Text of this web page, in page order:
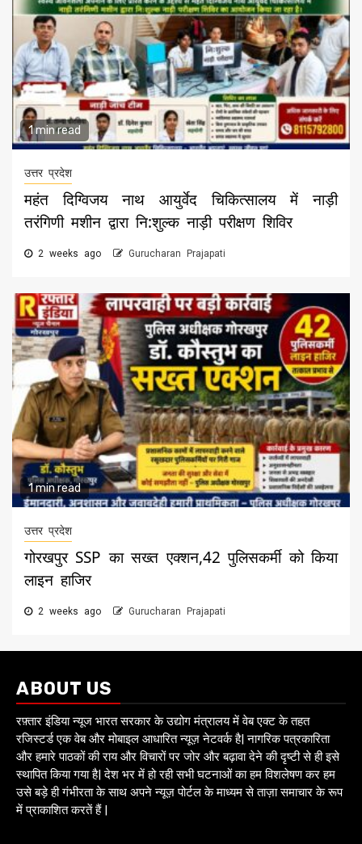
1 min read
उत्तर प्रदेश
महंत दिग्विजय नाथ आयुर्वेद चिकित्सालय में नाड़ी
तरंगिणी मशीन द्वारा नि:शुल्क नाड़ी परीक्षण शिविर
2 weeks ago Gurucharan Prajapati
1 min read
उत्तर प्रदेश
गोरखपुर SSP का सख्त एक्शन,42 पुलिसकर्मी को किया
लाइन हाजिर
2 weeks ago Gurucharan Prajapati
ABOUT US
रफ़्तार इंडिया न्यूज भारत सरकार के उद्योग मंत्रालय में वेब एक्ट के तहत
रजिस्टर्ड एक वेब और मोबाइल आधारित न्यूज़ नेटवर्क है| नागरिक पत्रकारिता
और हमारे पाठकों की राय और विचारों पर जोर और बढ़ावा देने की दृष्टी से ही इसे
स्थापित किया गया है| देश भर में हो रही सभी घटनाओं का हम विशलेषण कर हम
उसे बड़े ही गंभीरता के साथ अपने न्यूज़ पोर्टल के माध्यम से ताज़ा समाचार के रूप
में प्राकाशित करतें हैं |